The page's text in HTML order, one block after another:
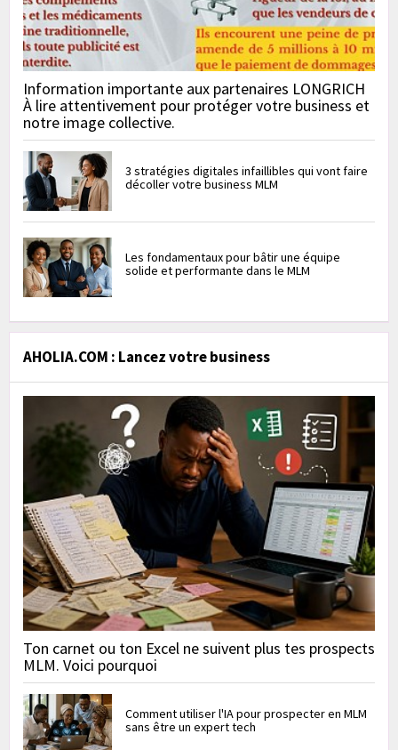
Information importante aux partenaires LONGRICH
À lire attentivement pour protéger votre business et
notre image collective.
3 stratégies digitales infaillibles qui vont faire
décoller votre business MLM
Les fondamentaux pour bâtir une équipe
solide et performante dans le MLM
AHOLIA.COM : Lancez votre business
Ton carnet ou ton Excel ne suivent plus tes prospects
MLM. Voici pourquoi
Comment utiliser l'IA pour prospecter en MLM
sans être un expert tech